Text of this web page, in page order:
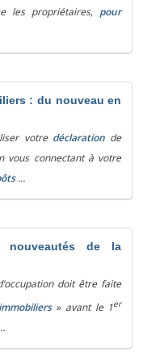
les propriétaires, pour
: du nouveau en
votre déclaration de
vous connectant à votre
…
de la
doit être faite
» avant le 1er